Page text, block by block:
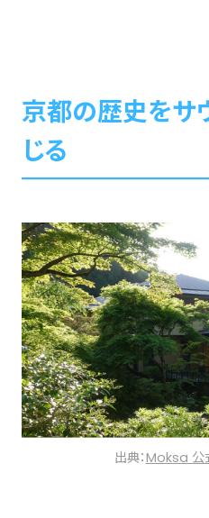
京都の歴史をサ
じる
出典：Moksa 公